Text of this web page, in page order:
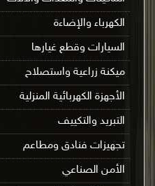
الكهرباء والإضاءة
السيارات وقطع غيارها
ميكنة زراعية واستصلاح
الأجهزة الكهربائية المنزلية
التبريد والتكييف
تجهيزات فنادق ومطاعم
الأمن الصناعي